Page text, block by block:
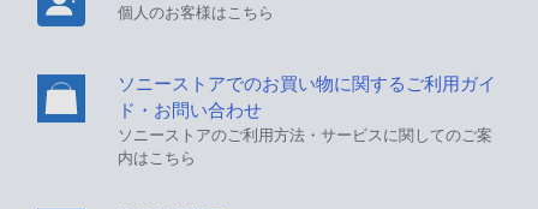
個人のお客様はこちら
ソニーストアでのお買い物に関するご利用ガイ
ド・お問い合わせ
ソニーストアのご利用方法・サービスに関してのご案
内はこちら